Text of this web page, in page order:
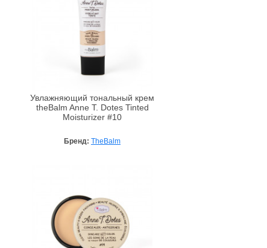
Увлажняющий тональный крем
theBalm Anne T. Dotes Tinted
Moisturizer #10
Бренд: TheBalm